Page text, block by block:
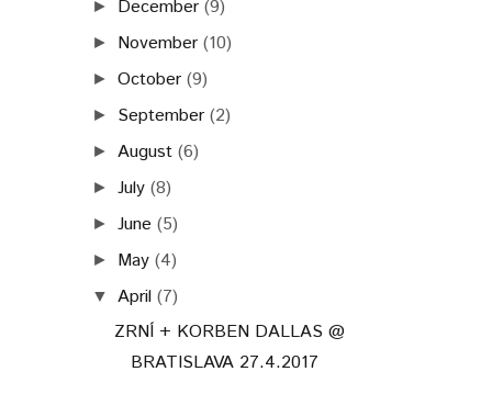
► December (9)
► November (10)
►October (9)
► September (2)
► August (6)
►July (8)
►June (5)
► May (4)
▼ April (7)
ZRNÍ + KORBEN DALLAS @
BRATISLAVA 27.4.2017